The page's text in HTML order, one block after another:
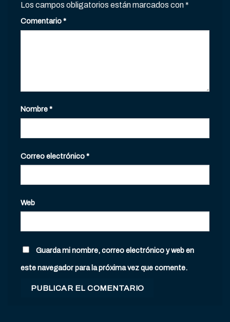
Los campos obligatorios están marcados con*
Comentario*
Nombre*
Correo electrónico*
Web
Guarda mi nombre, correo electrónico y web en
este navegador para la próxima vez que comente.